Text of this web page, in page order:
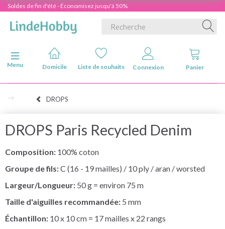
Soldes de fin d'été - Économisez jusqu'à 50%
Basculer la navigation
Menu
Domicile Liste de souhaits Connexion Panier
DROPS
DROPS Paris Recycled Denim
Composition: 100% coton
Groupe de fils:C (16 - 19 mailles) / 10 ply / aran / worsted
Largeur/Longueur: 50 g = environ 75 m
Taille d'aiguilles recommandée: 5 mm
Échantillon: 10 x 10 cm = 17 mailles x 22 rangs